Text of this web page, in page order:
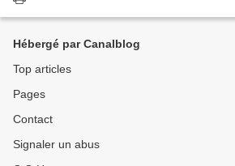
Hébergé par Canalblog
Top articles
Pages
Contact
Signaler un abus